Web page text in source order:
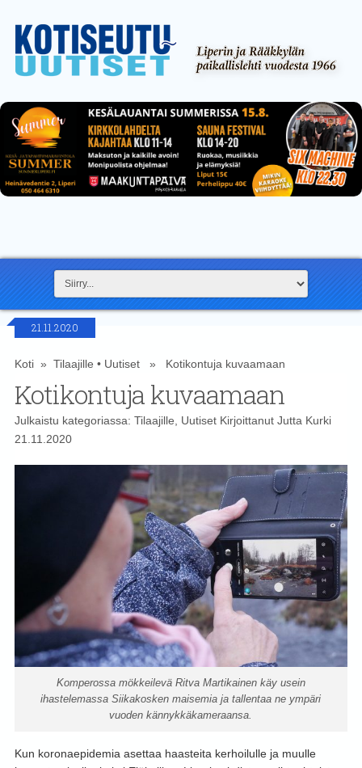
21.11.2020
Koti» Tilaajille • Uutiset» Kotikontuja kuvaamaan
Kotikontuja kuvaamaan
Julkaistu kategoriassa: Tilaajille, UutisetKirjoittanut Jutta Kurki
21.11.2020
Komperossa mökkeilevä Ritva Martikainen käy usein
ihastelemassa Siikakosken maisemia ja tallentaa ne ympäri
vuoden kännykkäkameraansa.
Kun koronaepidemia asettaa haasteita kerhoilulle ja muulle